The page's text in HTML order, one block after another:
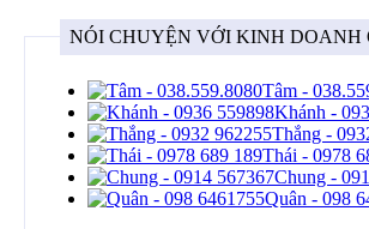
NÓI CHUYỆN VỚI KINH DOANH
Tâm -
Khánh -
Thắng -
Thái - 0978
Chung -
Quân - 098